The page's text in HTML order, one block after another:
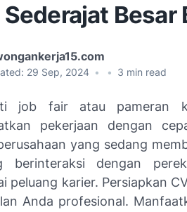
Sederajat Besar
29 Sep, 2024 • • 3 min read
job fair atau pameran
pekerjaan dengan
yang sedang
berinteraksi dengan
peluang karier. Persiapkan
Anda profesional.